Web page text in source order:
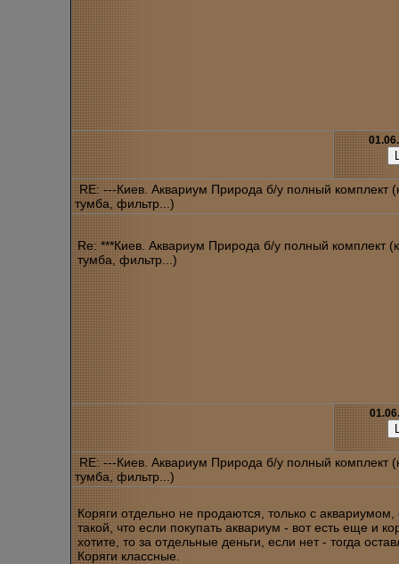
RE: ---Киев. Аквариум Природа б/у полный комплект
тумба, фильтр...)
Re: ***Киев. Аквариум Природа б/у полный комплект
тумба, фильтр...)
RE: ---Киев. Аквариум Природа б/у полный комплект
тумба, фильтр...)
Коряги отдельно не продаются, только с
такой, что если покупать аквариум - вот есть еще и
хотите, то за отдельные деньги, если нет - тогда
Коряги классные.